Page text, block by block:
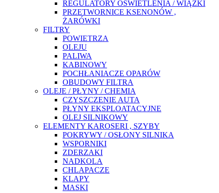
REGULATORY OŚWIETLENIA / WIĄZKI
PRZETWORNICE KSENONÓW ,
ŻARÓWKI
FILTRY
POWIETRZA
OLEJU
PALIWA
KABINOWY
POCHŁANIACZE OPARÓW
OBUDOWY FILTRA
OLEJE / PŁYNY / CHEMIA
CZYSZCZENIE AUTA
PŁYNY EKSPLOATACYJNE
OLEJ SILNIKOWY
ELEMENTY KAROSERI , SZYBY
POKRYWY / OSŁONY SILNIKA
WSPORNIKI
ZDERZAKI
NADKOLA
CHLAPACZE
KLAPY
MASKI